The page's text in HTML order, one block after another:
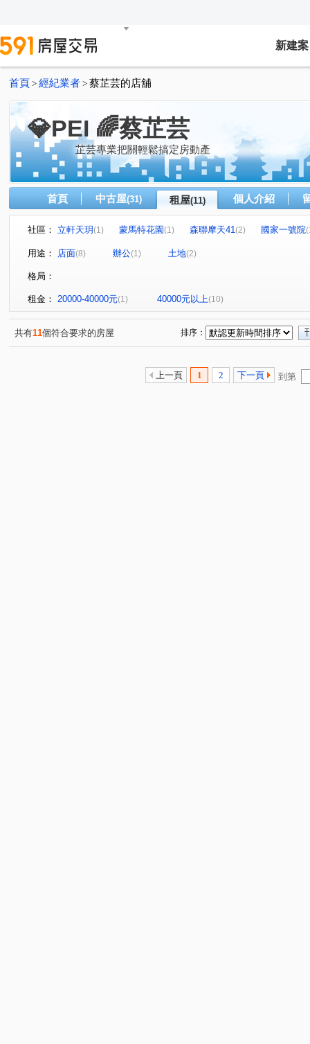
新建案
首頁 > 經紀業者 > 蔡芷芸的店舖
💎PEI 🌈蔡芷芸
芷芸專業把關輕鬆搞定房動產
首頁 中古屋(31) 租屋(11) 個人介紹
社區： 立軒天玥(1) 蒙馬特花園(1) 森聯摩天41(2) 國家一號院
山業寓璽 世貿新都 席悅
用途： 店面(8) 辦公(1) 土地(2)
格局：
租金： 20000-40000元(1) 40000元以上(10)
共有11個符合要求的房屋 排序：
上一頁 1 2 下一頁 到第